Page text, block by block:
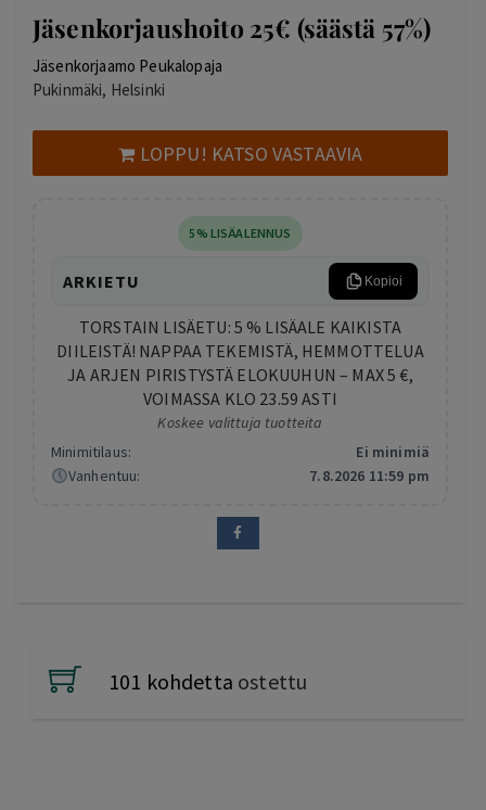
Jäsenkorjaushoito 25€ (säästä 57%)
Jäsenkorjaamo Peukalopaja
Pukinmäki, Helsinki
LOPPU! KATSO VASTAAVIA
5% LISÄALENNUS
ARKIETU Kopioi
TORSTAIN LISÄETU: 5 % LISÄALE KAIKISTA
DIILEISTÄ! NAPPAA TEKEMISTÄ, HEMMOTTELUA
JA ARJEN PIRISTYSTÄ ELOKUUHUN – MAX 5 €,
VOIMASSA KLO 23.59 ASTI
Koskee valittuja tuotteita
Minimitilaus:
Ei minimiä
Vanhentuu:
7.8.2026 11:59 pm
101 kohdetta ostettu